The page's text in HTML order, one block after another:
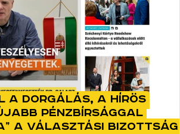
a dorgálás, a Hírös
pénzbírsággal
a választási bizottság